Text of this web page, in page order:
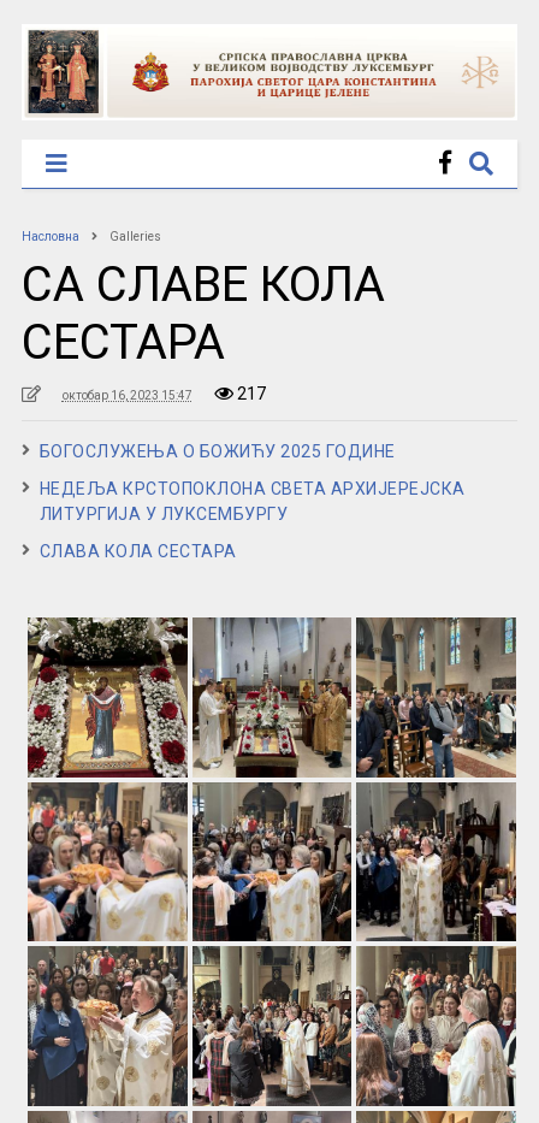
Насловна Galleries
СА СЛАВЕ КОЛА
СЕСТАРА
октобар 16, 2023 15:47 217
БОГОСЛУЖЕЊА О БОЖИЋУ 2025 ГОДИНЕ
НЕДЕЉА КРСТОПОКЛОНА СВЕТА АРХИЈЕРЕЈСКА
ЛИТУРГИЈА У ЛУКСЕМБУРГУ
СЛАВА КОЛА СЕСТАРА